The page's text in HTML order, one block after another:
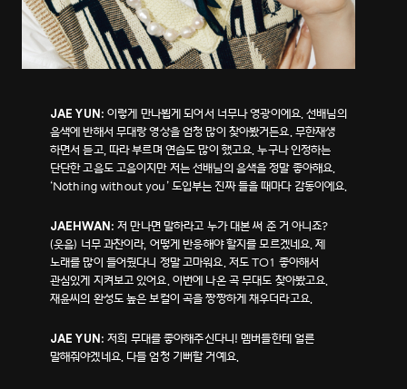
JAE YUN: 이렇게 만나뵙게 되어서 너무나 영광이에요. 선배님의
음색에 반해서 무대랑 영상을 엄청 많이 찾아봤거든요. 무한재생
하면서 듣고, 따라 부르며 연습도 많이 했고요. 누구나 인정하는
단단한 고음도 고음이지만 저는 선배님의 음색을 정말 좋아해요.
‘Nothing without you’ 도입부는 진짜 들을 때마다 감동이에요.
JAEHWAN: 저 만나면 말하라고 누가 대본 써 준 거 아니죠?
(웃음) 너무 과찬이라, 어떻게 반응해야 할지를 모르겠네요. 제
노래를 많이 들어줬다니 정말 고마워요. 저도 TO1 좋아해서
관심있게 지켜보고 있어요. 이번에 나온 곡 무대도 찾아봤고요.
재윤씨의 완성도 높은 보컬이 곡을 짱짱하게 채우더라고요.
JAE YUN: 저희 무대를 좋아해주신다니! 멤버들한테 얼른
말해줘야겠네요. 다들 엄청 기뻐할 거예요.